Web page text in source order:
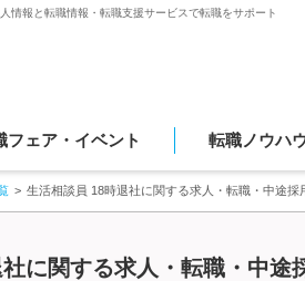
情報と転職情報・転職支援サービスで転職をサポート
フェア・イベント 転職ノウハ
生活相談員 18時退社に関する求人・転職・中途採
に関する求人・転職・中途